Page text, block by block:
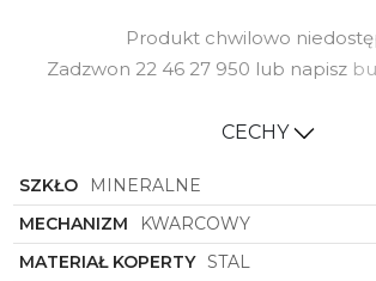
Produkt chwilowo
Zadzwon 22 46 27 950 lub napisz
CECHY
SZKŁO
MINERALNE
MECHANIZM
KWARCOWY
MATERIAŁ KOPERTY STAL